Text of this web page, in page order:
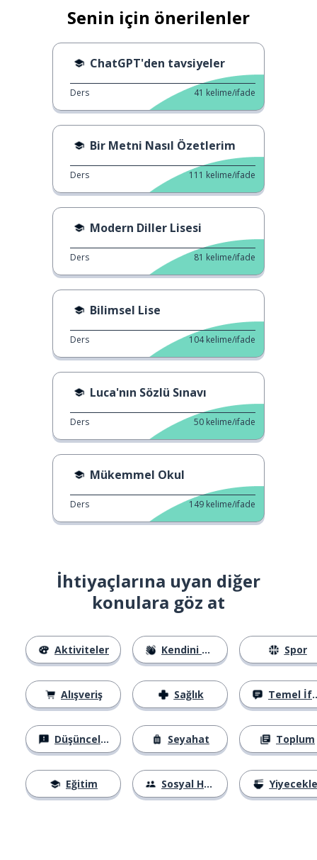
Senin için önerilenler
ChatGPT'den tavsiyeler
Ders 41 kelime/ifade
Bir Metni Nasıl Özetlerim
Ders 111 kelime/ifade
Modern Diller Lisesi
Ders 81 kelime/ifade
Bilimsel Lise
Ders 104 kelime/ifade
Luca'nın Sözlü Sınavı
Ders 50 kelime/ifade
Mükemmel Okul
Ders 149 kelime/ifade
İhtiyaçlarına uyan diğer
konulara göz at
Aktiviteler
Alışveriş
Düşünceler
Eğitim
Kendini Tanıtma
Sağlık
Seyahat
Sosyal Hayat
Spor
Temel İfadeler
Toplum